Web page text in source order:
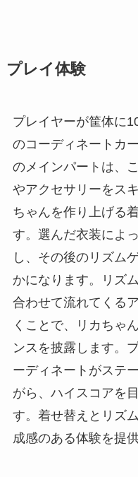
プレイ体験
プレイヤーが筐体に
のコーディネートカ
のメインパートは、
やアクセサリーをス
ちゃんを作り上げる
す。選んだ衣装によ
し、その後のリズム
かになります。リズ
合わせて流れてくる
くことで、リカちゃ
ンスを披露します。
ーディネートがステ
がら、ハイスコアを
す。着せ替えとリズ
成感のある体験を提